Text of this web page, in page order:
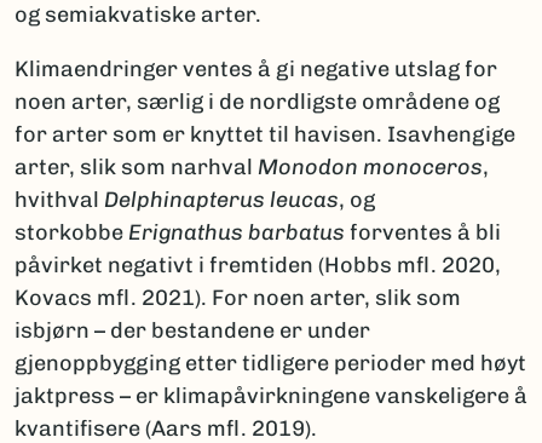
og semiakvatiske arter.
Klimaendringer ventes å gi negative utslag for
noen arter, særlig i de nordligste områdene og
for arter som er knyttet til havisen. Isavhengige
arter, slik som narhval Monodon monoceros,
hvithval Delphinapterus leucas, og
storkobbe Erignathus barbatus forventes å bli
påvirket negativt i fremtiden (Hobbs mfl. 2020,
Kovacs mfl. 2021). For noen arter, slik som
isbjørn – der bestandene er under
gjenoppbygging etter tidligere perioder med høyt
jaktpress – er klimapåvirkningene vanskeligere å
kvantifisere (Aars mfl. 2019).